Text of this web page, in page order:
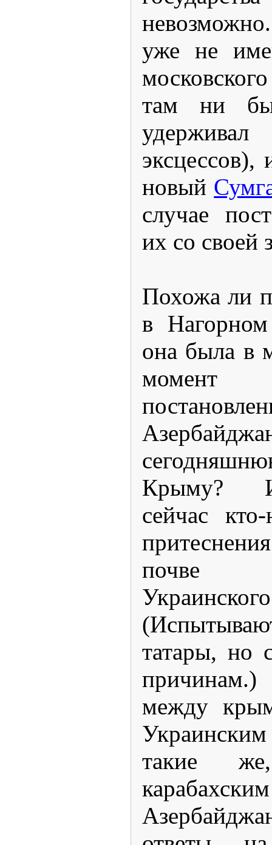
уже не
там ни
эксцессов),
новый
случае
их со своей
Похожа ли
в
она была в
Крыму?
сейчас
почве
татары, но
причинам.)
между
такие